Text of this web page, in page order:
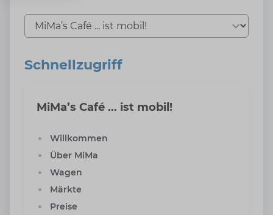
Tab auswählen
Schnellzugriff
MiMa’s Café ... ist mobil!
Willkommen
Über MiMa
Wagen
Märkte
Preise